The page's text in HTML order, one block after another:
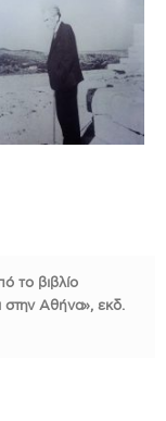
το βιβλίο
Αθήνα», εκδ.